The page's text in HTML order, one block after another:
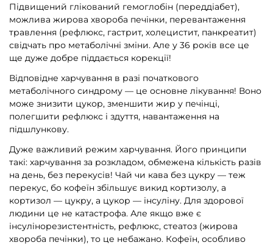
Підвищений глікований гемоглобін (переддіабет),
можлива жирова хвороба печінки, перевантаження
травлення (рефлюкс, гастрит, холецистит, панкреатит)
свідчать про метаболічні зміни. Але у 36 років все це
ще дуже добре піддається корекції!
Відповідне харчування в разі початкового
метаболічного синдрому — це основне лікування! Воно
може знизити цукор, зменшити жир у печінці,
полегшити рефлюкс і здуття, навантаження на
підшлункову.
Дуже важливий режим харчування. Його принципи
такі: харчування за розкладом, обмежена кількість разів
на день, без перекусів! Чай чи кава без цукру — теж
перекус, бо кофеїн збільшує викид кортизолу, а
кортизол — цукру, а цукор — інсуліну. Для здорової
людини це не катастрофа. Але якщо вже є
інсулінорезистентність, рефлюкс, стеатоз (жирова
хвороба печінки), то це небажано. Кофеїн, особливо